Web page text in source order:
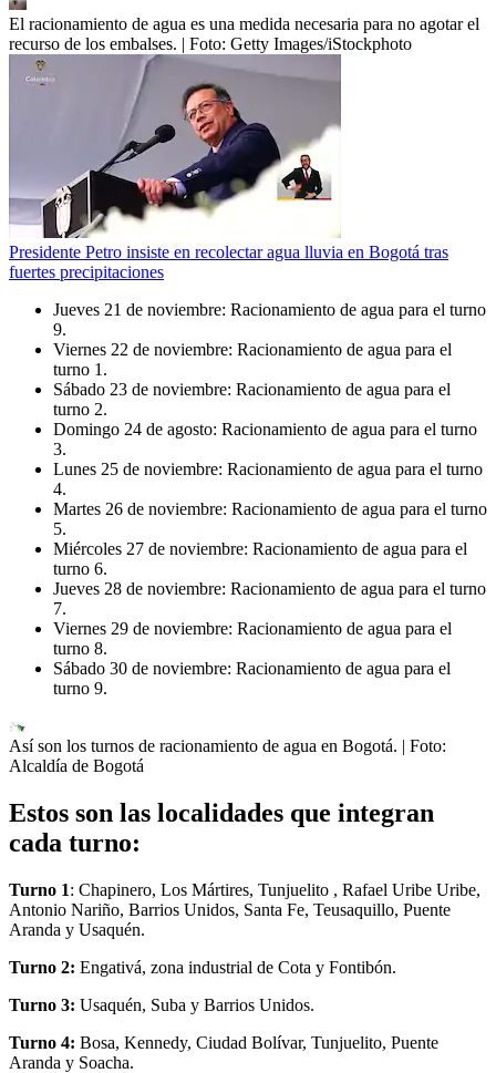
El racionamiento de agua es una medida necesaria para no agotar el
recurso de los embalses. | Foto: Getty Images/iStockphoto
Presidente Petro insiste en recolectar agua lluvia en Bogotá tras
fuertes precipitaciones
Jueves 21 de noviembre: Racionamiento de agua para el turno
9.
Viernes 22 de noviembre: Racionamiento de agua para el
turno 1.
Sábado 23 de noviembre: Racionamiento de agua para el
turno 2.
Domingo 24 de agosto: Racionamiento de agua para el turno
3.
Lunes 25 de noviembre: Racionamiento de agua para el turno
4.
Martes 26 de noviembre: Racionamiento de agua para el turno
5.
Miércoles 27 de noviembre: Racionamiento de agua para el
turno 6.
Jueves 28 de noviembre: Racionamiento de agua para el turno
7.
Viernes 29 de noviembre: Racionamiento de agua para el
turno 8.
Sábado 30 de noviembre: Racionamiento de agua para el
turno 9.
Así son los turnos de racionamiento de agua en Bogotá. | Foto:
Alcaldía de Bogotá
Estos son las localidades que integran
cada turno:
Turno 1: Chapinero, Los Mártires, Tunjuelito , Rafael Uribe Uribe,
Antonio Nariño, Barrios Unidos, Santa Fe, Teusaquillo, Puente
Aranda y Usaquén.
Turno 2: Engativá, zona industrial de Cota y Fontibón.
Turno 3: Usaquén, Suba y Barrios Unidos.
Turno 4: Bosa, Kennedy, Ciudad Bolívar, Tunjuelito, Puente
Aranda y Soacha.